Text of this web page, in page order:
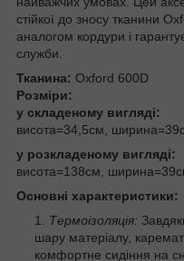
стійкої до зносу тканини
аналогом кордури і
служби.
Тканина: Oxford 600D
Розміри:
у складеному вигляді:
висота=34,5см,
у розкладеному вигляді:
висота=138см,
Основні характеристики:
Термоізоляція:
шару матеріалу,
комфортне сидіння на